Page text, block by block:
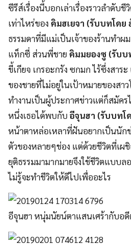
ซีรีส์เรื่องนี้บอกเล่าเรื่องราวลำดับ
เท่าไหร่ของ คิมฮเยจา (รับบทโดย
ธรรมดาที่มีแม่เป็นเจ้าของร้านทำ
แท็กซี่ ส่วนพี่ชาย คิมมยองซู (รับบ
ขี้เกียจ เกรอะกรัง ซกมก ไร้ซึ่งสา
ของชายที่ไม่อยู่ในเป้าหมายของสาว
ทำงานเป็นผู้ประกาศข่าวแต่ก็สมัค
หนึ่งเธอได้พบกับอีจุนฮา (รับบทโ
หน้าตาหล่อเหลาที่ฝันอยากเป็นนัก
ตัวของหลายๆช่อง แต่ด้วยชีวิตที่เผ
ยุติธรรมมามากมายจึงใช้ชีวิตแบบล
ไม่รู้จะทำชีวิตให้ดีไปเพื่ออะไร
อีจุนฮา หนุ่มนัยน์ตาแสนเศร้ากับอ